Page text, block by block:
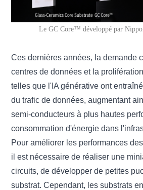
Le GC Core™ développé par
Ces dernières années, la demande
centres de données et la
telles que l'IA générative ont
du trafic de données, augmentant
semi-conducteurs à plus hautes
consommation d'énergie dans
Pour améliorer les performances
il est nécessaire de réaliser une
circuits, de développer de petites
substrat. Cependant, les substrats